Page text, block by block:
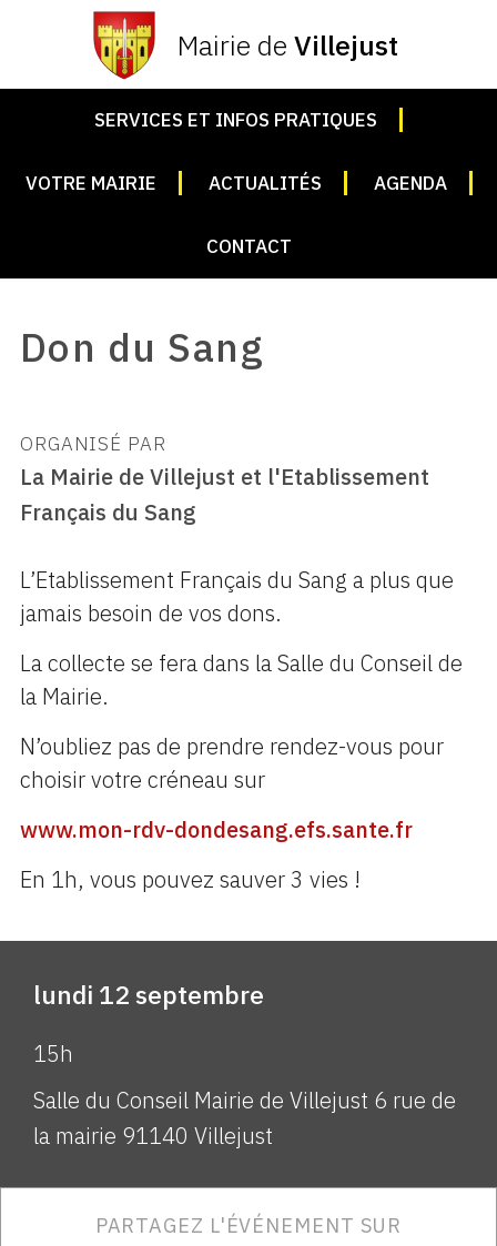
Mairie de Villejust
SERVICES ET INFOS PRATIQUES
VOTRE MAIRIE ACTUALITÉS AGENDA
CONTACT
Don du Sang
ORGANISÉ PAR
La Mairie de Villejust et l'Etablissement
Français du Sang
L’Etablissement Français du Sang a plus que
jamais besoin de vos dons.
La collecte se fera dans la Salle du Conseil de
la Mairie.
N’oubliez pas de prendre rendez-vous pour
choisir votre créneau sur
www.mon-rdv-dondesang.efs.sante.fr
En 1h, vous pouvez sauver 3 vies !
lundi 12 septembre
15h
Salle du Conseil Mairie de Villejust 6 rue de
la mairie 91140 Villejust
PARTAGEZ L'ÉVÉNEMENT SUR